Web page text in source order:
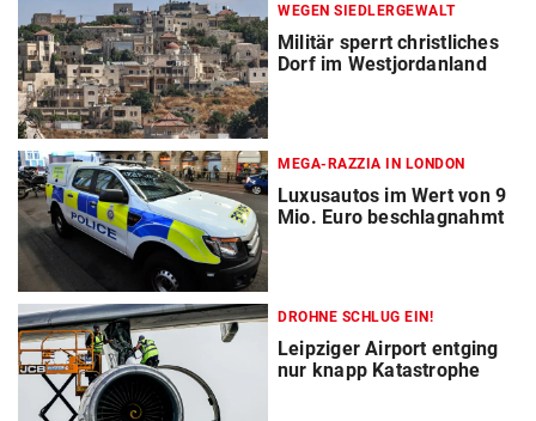
WEGEN SIEDLERGEWALT
Militär sperrt christliches
Dorf im Westjordanland
MEGA-RAZZIA IN LONDON
Luxusautos im Wert von 9
Mio. Euro beschlagnahmt
DROHNE SCHLUG EIN!
Leipziger Airport entging
nur knapp Katastrophe